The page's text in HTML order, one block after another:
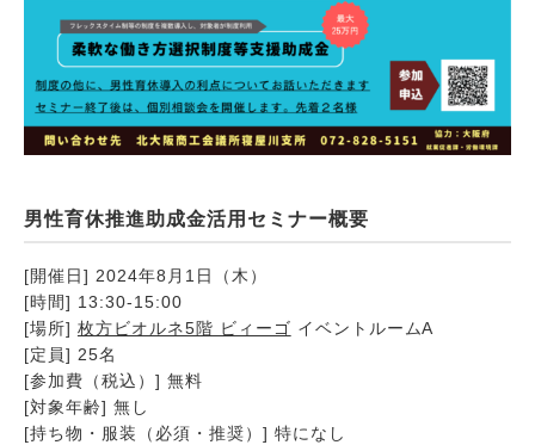
男性育休推進助成金活用セミナー概要
[開催日] 2024年8月1日（木）
[時間] 13:30-15:00
[場所] 枚方ビオルネ5階 ビィーゴ イベントルームA
[定員] 25名
[参加費（税込）] 無料
[対象年齢] 無し
[持ち物・服装（必須・推奨）] 特になし